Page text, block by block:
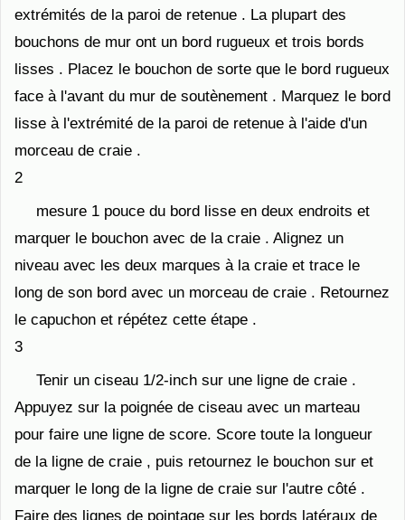
extrémités de la paroi de retenue . La plupart des
bouchons de mur ont un bord rugueux et trois bords
lisses . Placez le bouchon de sorte que le bord rugueux
face à l'avant du mur de soutènement . Marquez le bord
lisse à l'extrémité de la paroi de retenue à l'aide d'un
morceau de craie .
2
mesure 1 pouce du bord lisse en deux endroits et
marquer le bouchon avec de la craie . Alignez un
niveau avec les deux marques à la craie et trace le
long de son bord avec un morceau de craie . Retournez
le capuchon et répétez cette étape .
3
Tenir un ciseau 1/2-inch sur une ligne de craie .
Appuyez sur la poignée de ciseau avec un marteau
pour faire une ligne de score. Score toute la longueur
de la ligne de craie , puis retournez le bouchon sur et
marquer le long de la ligne de craie sur l'autre côté .
Faire des lignes de pointage sur les bords latéraux de